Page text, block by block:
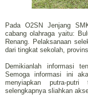
Pada O2SN Jenjang
cabang olahraga yaitu:
Renang. Pelaksanaan
dari tingkat sekolah,
Demikianlah informasi
Semoga informasi ini
menyiapkan putra-
selengkapnya sliahkan